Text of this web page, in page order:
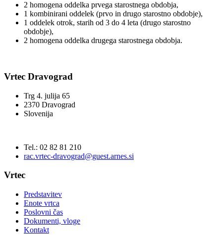
2 homogena oddelka prvega starostnega obdobja,
1 kombinirani oddelek (prvo in drugo starostno obdobje),
1 oddelek otrok, starih od 3 do 4 leta (drugo starostno
obdobje),
2 homogena oddelka drugega starostnega obdobja.
Vrtec Dravograd
Trg 4. julija 65
2370 Dravograd
Slovenija
Tel.: 02 82 81 210
rac.vrtec-dravograd@guest.arnes.si
Vrtec
Predstavitev
Enote vrtca
Poslovni čas
Dokumenti, vloge
Kontakt